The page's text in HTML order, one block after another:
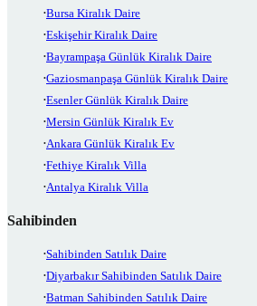
Bursa Kiralık Daire
Eskişehir Kiralık Daire
Bayrampaşa Günlük Kiralık Daire
Gaziosmanpaşa Günlük Kiralık Daire
Esenler Günlük Kiralık Daire
Mersin Günlük Kiralık Ev
Ankara Günlük Kiralık Ev
Fethiye Kiralık Villa
Antalya Kiralık Villa
Sahibinden
Sahibinden Satılık Daire
Diyarbakır Sahibinden Satılık Daire
Batman Sahibinden Satılık Daire